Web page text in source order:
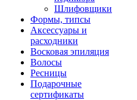
Шлифовщики
Формы, типсы
Аксессуары и
расходники
Восковая эпиляция
Волосы
Ресницы
Подарочные
сертификаты